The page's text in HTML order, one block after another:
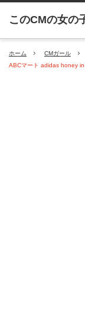
ホーム
CMガール
ABCマート adidas honey